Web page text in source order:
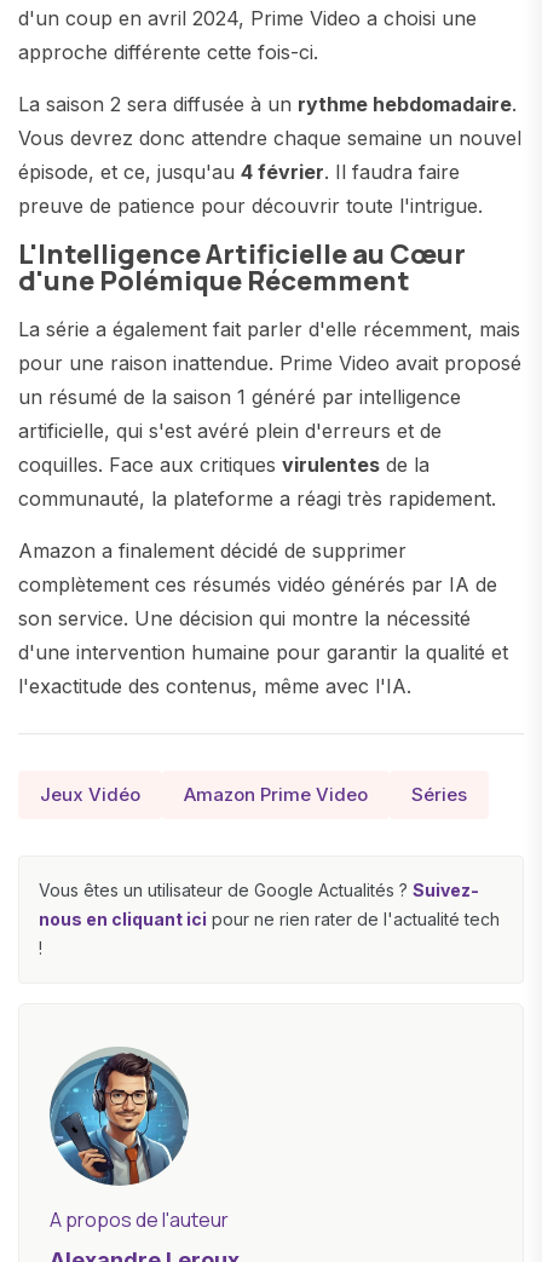
d'un coup en avril 2024, Prime Video a choisi une
approche différente cette fois-ci.
La saison 2 sera diffusée à un rythme hebdomadaire.
Vous devrez donc attendre chaque semaine un nouvel
épisode, et ce, jusqu'au 4 février. Il faudra faire
preuve de patience pour découvrir toute l'intrigue.
L'Intelligence Artificielle au Cœur
d'une Polémique Récemment
La série a également fait parler d'elle récemment, mais
pour une raison inattendue. Prime Video avait proposé
un résumé de la saison 1 généré par intelligence
artificielle, qui s'est avéré plein d'erreurs et de
coquilles. Face aux critiques virulentes de la
communauté, la plateforme a réagi très rapidement.
Amazon a finalement décidé de supprimer
complètement ces résumés vidéo générés par IA de
son service. Une décision qui montre la nécessité
d'une intervention humaine pour garantir la qualité et
l'exactitude des contenus, même avec l'IA.
Jeux Vidéo Amazon Prime Video Séries
Vous êtes un utilisateur de Google Actualités ? Suivez-
nous en cliquant ici pour ne rien rater de l'actualité tech
!
A propos de l'auteur